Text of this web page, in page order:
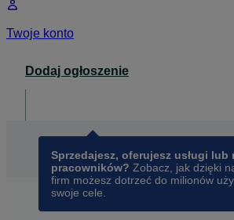
Twoje konto
Dodaj ogłoszenie
Sprzedajesz, oferujesz usługi lub
pracowników? Zobacz, jak dzięki
firm możesz dotrzeć do milionów
swoje cele.